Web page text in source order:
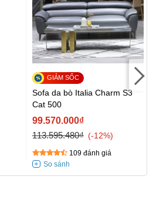
Sofa da bò Italia Charm S3
Cat 500
99.570.000₫
113.595.480₫
-12%
109 đánh giá